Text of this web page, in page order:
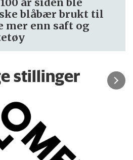
blåbær brukt til
mer enn saft og
stillinger